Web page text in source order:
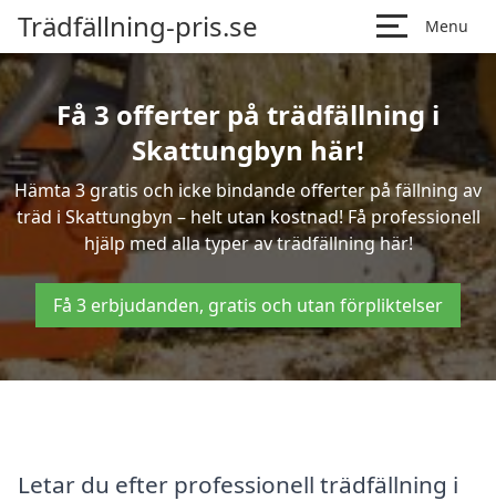
Trädfällning-pris.se Menu
Få 3 offerter på trädfällning i
Skattungbyn här!
Hämta 3 gratis och icke bindande offerter på fällning av
träd i Skattungbyn – helt utan kostnad! Få professionell
hjälp med alla typer av trädfällning här!
Få 3 erbjudanden, gratis och utan förpliktelser
Letar du efter professionell trädfällning i